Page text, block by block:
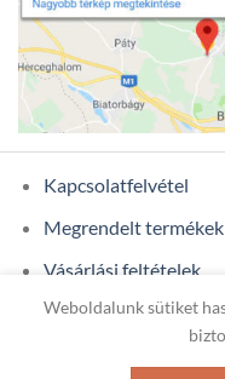
Kapcsolatfelvétel
Megrendelt
Vásárlási feltételek
Ügyfél adatok
Weboldalunk sütiket